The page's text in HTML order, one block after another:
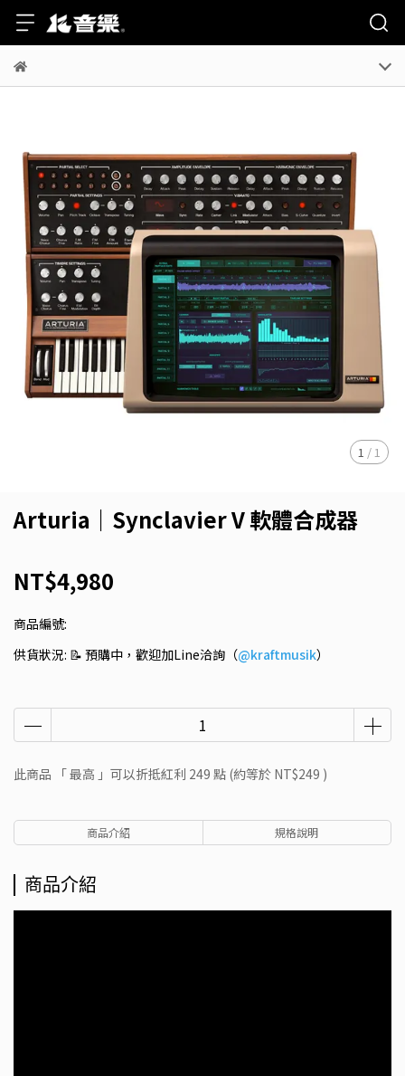
1 / 1
Arturia｜Synclavier V 軟體合成器
NT$4,980
商品編號:
供貨狀況: 📝 預購中，歡迎加Line洽詢（@kraftmusik）
此商品 「 最高 」可以折抵紅利 249 點 (約等於 NT$249 )
商品介紹 規格說明
商品介紹